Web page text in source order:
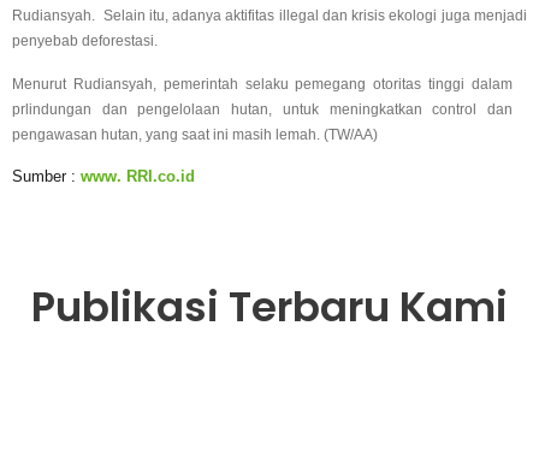
Rudiansyah.
Selain itu, adanya aktifitas illegal dan krisis ekologi juga menjadi
penyebab deforestasi.
Menurut Rudiansyah, pemerintah selaku pemegang otoritas tinggi dalam
prlindungan dan pengelolaan hutan, untuk meningkatkan control dan
pengawasan hutan, yang saat ini masih lemah. (TW/AA)
Sumber : www. RRI.co.id
Publikasi Terbaru Kami